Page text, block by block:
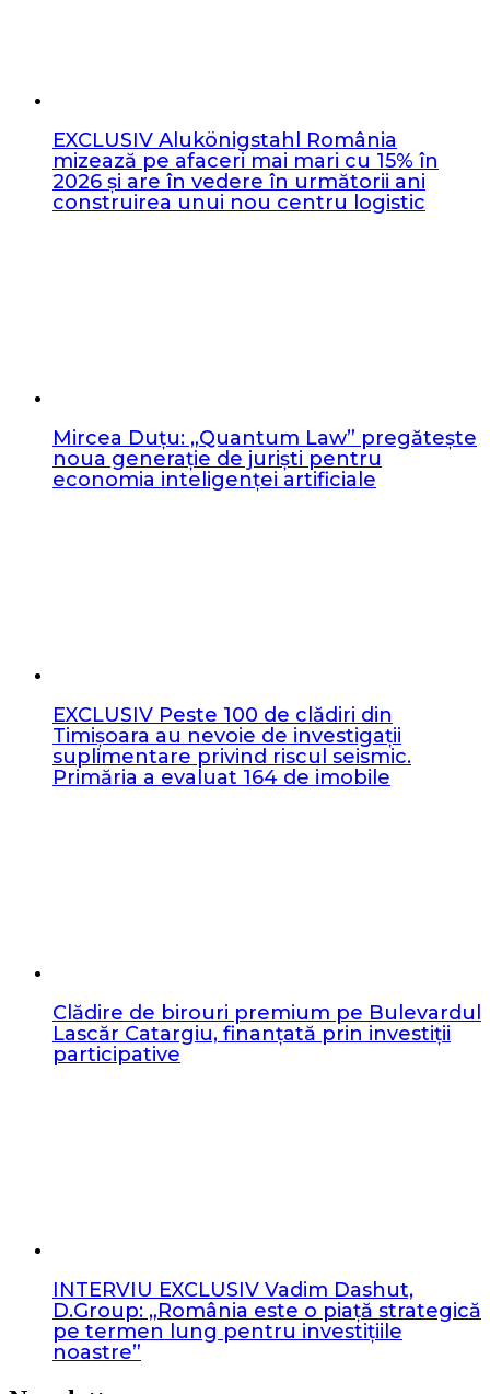
EXCLUSIV Alukönigstahl România
mizează pe afaceri mai mari cu 15% în
2026 și are în vedere în următorii ani
construirea unui nou centru logistic
Mircea Duțu: „Quantum Law” pregătește
noua generație de juriști pentru
economia inteligenței artificiale
EXCLUSIV Peste 100 de clădiri din
Timișoara au nevoie de investigații
suplimentare privind riscul seismic.
Primăria a evaluat 164 de imobile
Clădire de birouri premium pe Bulevardul
Lascăr Catargiu, finanțată prin investiții
participative
INTERVIU EXCLUSIV Vadim Dashut,
D.Group: „România este o piață strategică
pe termen lung pentru investițiile
noastre”